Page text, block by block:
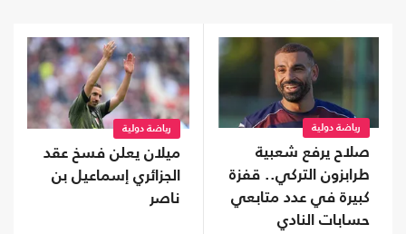
رياضة دولية
صلاح يرفع شعبية
طرابزون التركي.. قفزة
كبيرة في عدد متابعي
حسابات النادي
رياضة دولية
ميلان يعلن فسخ عقد
الجزائري إسماعيل بن
ناصر